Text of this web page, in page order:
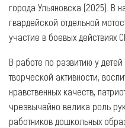
города Ульяновска (2025). В
гвардейской отдельной
участие в боевых действиях
В работе по развитию у
творческой активности,
нравственных качеств,
чрезвычайно велика роль
работников дошкольных